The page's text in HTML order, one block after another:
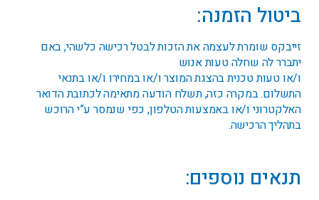
ביטול הזמנה:
זייבקס שומרת לעצמה את הזכות לבטל רכישה כלשהי, באם
יתברר לה שחלה טעות אנוש
ו/או טעות טכנית בהצגת המוצר ו/או במחירו ו/או בתנאי
התשלום. במקרה כזה, תשלח הודעה מתאימה לכתובת הדואר
האלקטרוני ו/או באמצעות הטלפון, כפי שנמסר ע”י הרוכש
בתהליך הרכישה.
תנאים נוספים: